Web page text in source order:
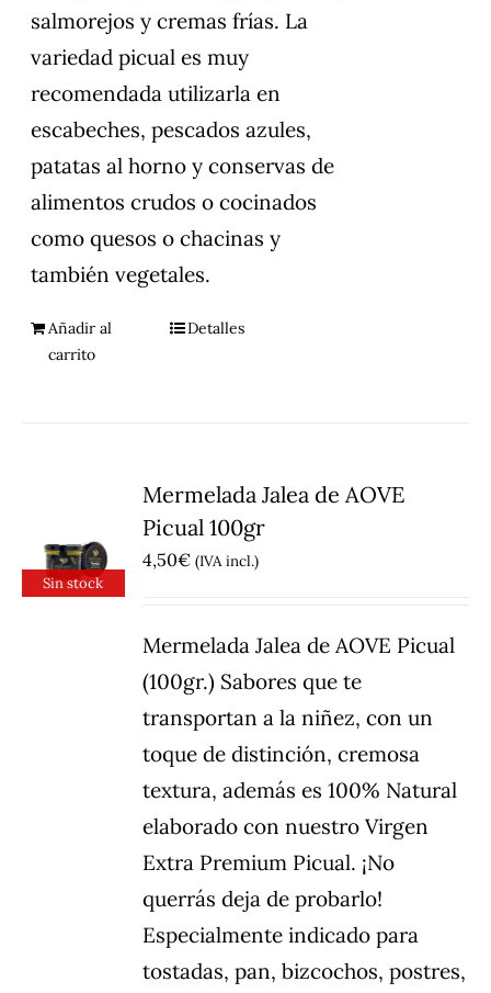
salmorejos y cremas frías. La
variedad picual es muy
recomendada utilizarla en
escabeches, pescados azules,
patatas al horno y conservas de
alimentos crudos o cocinados
como quesos o chacinas y
también vegetales.
Añadir al
carrito
Detalles
Sin stock
Mermelada Jalea de AOVE
Picual 100gr
4,50€ (IVA incl.)
Mermelada Jalea de AOVE Picual
(100gr.) Sabores que te
transportan a la niñez, con un
toque de distinción, cremosa
textura, además es 100% Natural
elaborado con nuestro Virgen
Extra Premium Picual. ¡No
querrás deja de probarlo!
Especialmente indicado para
tostadas, pan, bizcochos, postres,